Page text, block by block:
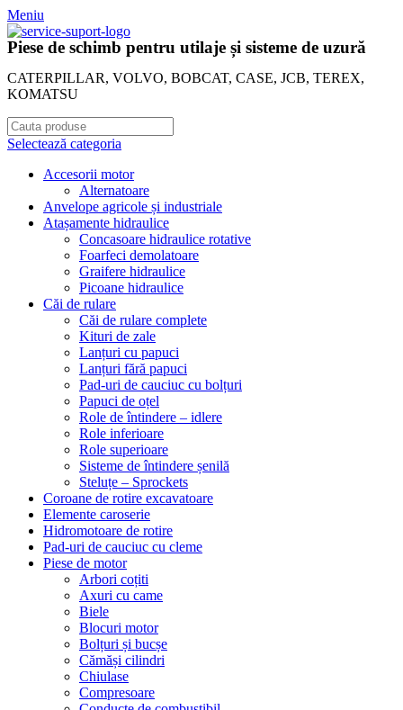
Meniu
Piese de schimb pentru utilaje și sisteme de uzură
CATERPILLAR, VOLVO, BOBCAT, CASE, JCB, TEREX,
KOMATSU
Selectează categoria
Accesorii motor
Alternatoare
Anvelope agricole și industriale
Atașamente hidraulice
Concasoare hidraulice rotative
Foarfeci demolatoare
Graifere hidraulice
Picoane hidraulice
Căi de rulare
Căi de rulare complete
Kituri de zale
Lanțuri cu papuci
Lanțuri fără papuci
Pad-uri de cauciuc cu bolțuri
Papuci de oțel
Role de întindere – idlere
Role inferioare
Role superioare
Sisteme de întindere șenilă
Steluțe – Sprockets
Coroane de rotire excavatoare
Elemente caroserie
Hidromotoare de rotire
Pad-uri de cauciuc cu cleme
Piese de motor
Arbori coțiti
Axuri cu came
Biele
Blocuri motor
Bolțuri și bucșe
Cămăși cilindri
Chiulase
Compresoare